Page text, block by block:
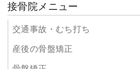
接骨院メニュー
交通事故・むち打ち
産後の骨盤矯正